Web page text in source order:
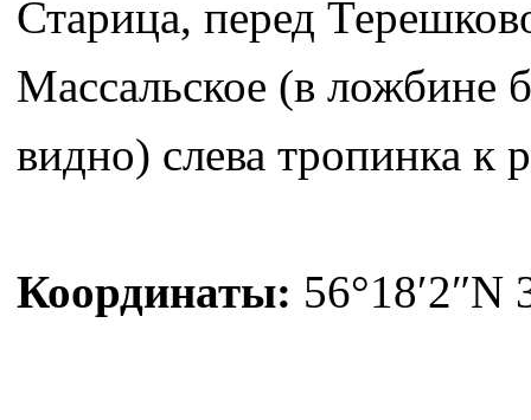
Старица, перед
Массальское (в ложбине
видно) слева тропинка
Координаты: 56°18′2″N